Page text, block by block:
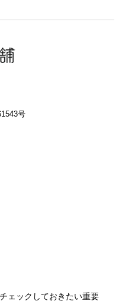
号
ックしておきたい重要